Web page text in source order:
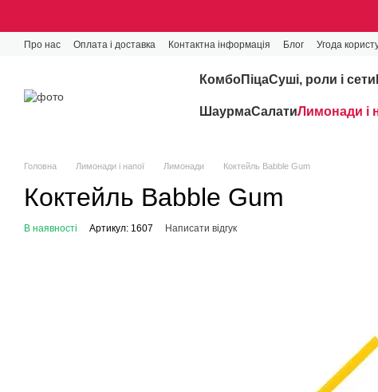
Про нас Оплата і доставка Контактна інформація Блог Угода
КомбоПіцаCуші, роли і сети
ШаурмаСалатиЛимонади і
Головна Лимонади і напої Лимонади Коктейль Babble Gum
Коктейль Babble Gum
В наявності Артикул: 1607 Написати відгук